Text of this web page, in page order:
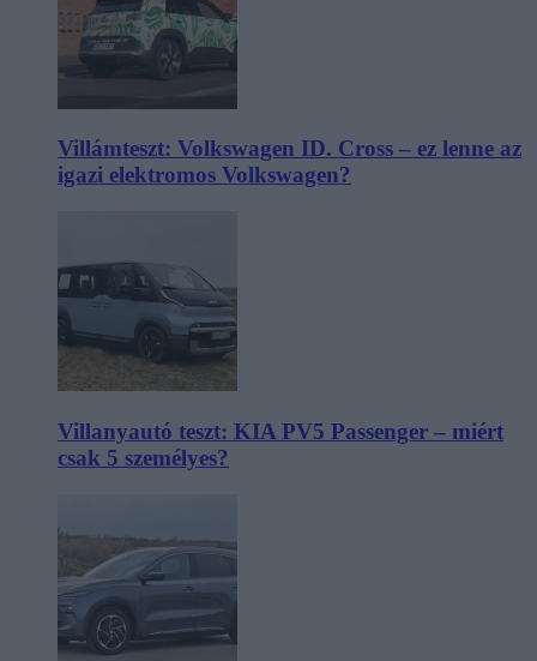
Villámteszt: Volkswagen ID. Cross – ez lenne az
igazi elektromos Volkswagen?
Villanyautó teszt: KIA PV5 Passenger – miért
csak 5 személyes?